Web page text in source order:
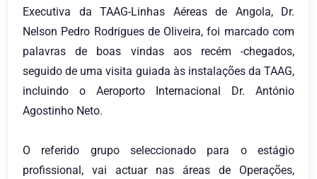
Executiva da TAAG-Linhas Aéreas de Angola, Dr.
Nelson Pedro Rodrigues de Oliveira, foi marcado com
palavras de boas vindas aos recém -chegados,
seguido de uma visita guiada às instalações da TAAG,
incluindo o Aeroporto Internacional Dr. António
Agostinho Neto.
O referido grupo seleccionado para o estágio
profissional, vai actuar nas áreas de Operações,